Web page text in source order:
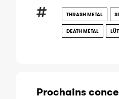
THRASH METAL
DEATH METAL
Prochains